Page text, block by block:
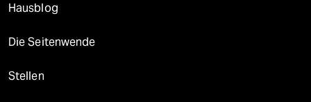
Hausblog
Die Seitenwende
Stellen